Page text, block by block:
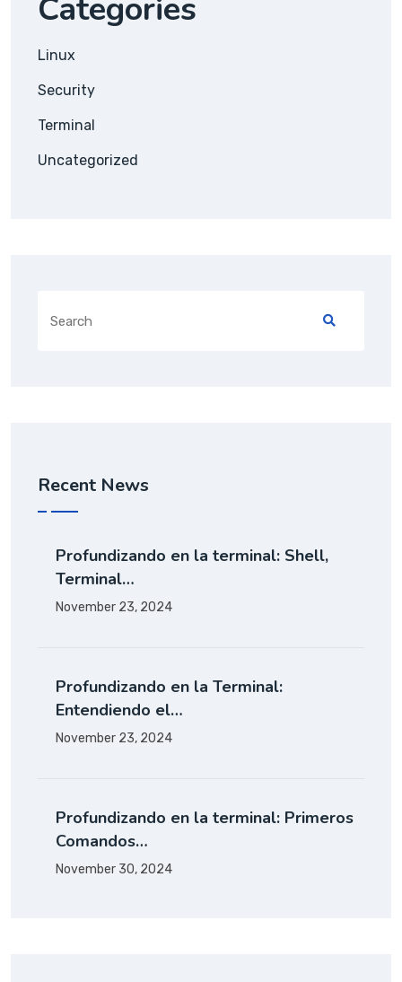
Categories
Linux
Security
Terminal
Uncategorized
Recent News
Profundizando en la terminal: Shell,
Terminal…
November 23, 2024
Profundizando en la Terminal:
Entendiendo el…
November 23, 2024
Profundizando en la terminal: Primeros
Comandos…
November 30, 2024